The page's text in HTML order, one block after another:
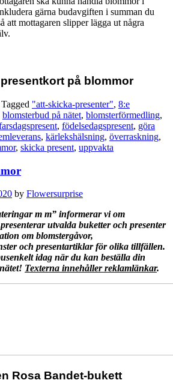
gärna budavgiften i summan du
att mottagaren slipper lägga ut några
på blommor
Tagged "att-skicka-presenter", 8:e
blomsterbud på nätet, blomsterförmedling,
, födelsedagspresent, göra
, kärlekshälsning, överraskning,
, skicka present, uppvakta
by Flowersurprise
m m” informerar vi om
utvalda buketter och presenter
om blomstergåvor,
och presentartiklar för olika tillfällen.
idag när du kan beställa din
Texterna innehåller reklamlänkar.
Rosa Bandet-bukett